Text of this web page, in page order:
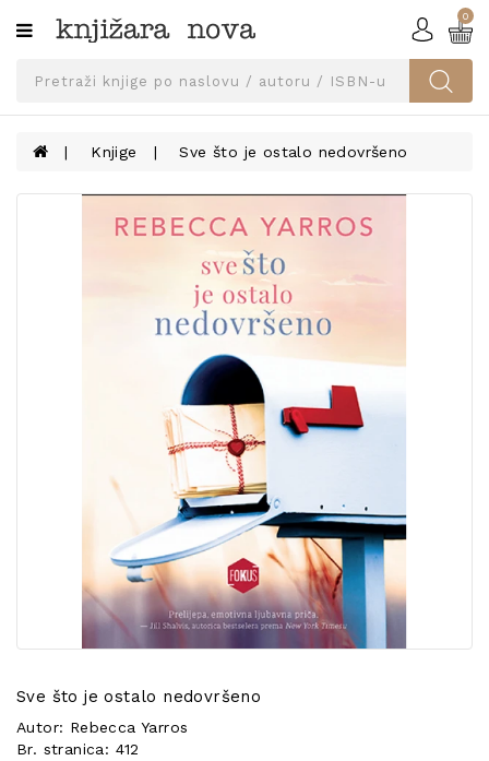
Kategorije
SVEUČILIŠNA
UDŽBENICI
KNJIGE
PRIBOR
0
Knjige Sve što je ostalo nedovršeno
Sve što je ostalo nedovršeno
Autor: Rebecca Yarros
Br. stranica: 412